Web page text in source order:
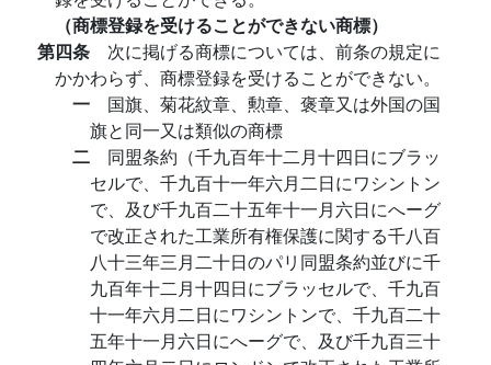
（商標登録を受けることができない商標）
第四条 次に掲げる商標については、前条の規定に
かかわらず、商標登録を受けることができない。
一 国旗、菊花紋章、勲章、褒章又は外国の国
旗と同一又は類似の商標
二 同盟条約（千九百年十二月十四日にブラッ
セルで、千九百十一年六月二日にワシントン
で、及び千九百二十五年十一月六日にへーグ
で改正された工業所有権保護に関する千八百
八十三年三月二十日のパリ同盟条約並びに千
九百年十二月十四日にブラッセルで、千九百
十一年六月二日にワシントンで、千九百二十
五年十一月六日にへーグで、及び千九百三十